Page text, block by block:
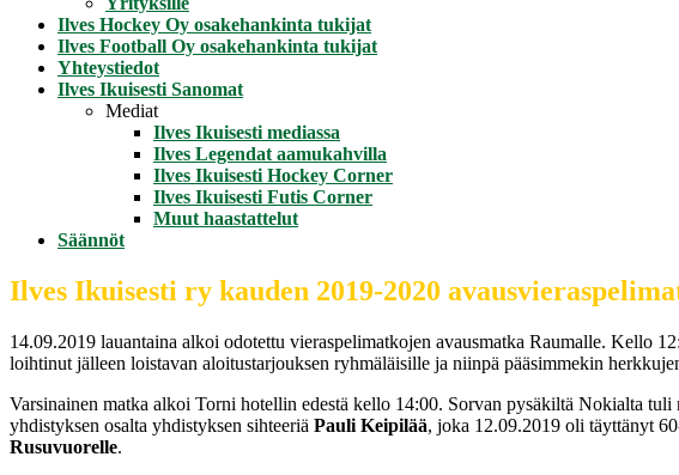
Ilves Hockey Oy osakehankinta tukijat
Ilves Football Oy osakehankinta tukijat
Yhteystiedot
Ilves Ikuisesti Sanomat
Mediat
Ilves Ikuisesti mediassa
Ilves Legendat aamukahvilla
Ilves Ikuisesti Hockey Corner
Ilves Ikuisesti Futis Corner
Muut haastattelut
Säännöt
Ilves Ikuisesti ry kauden 2019-2020
14.09.2019 lauantaina alkoi odotettu vieraspelimatkojen avausmatka Raumalle. Kello
loihtinut jälleen loistavan aloitustarjouksen ryhmäläisille ja niinpä pääsimmekin
Varsinainen matka alkoi Torni hotellin edestä kello 14:00. Sorvan pysäkiltä Nokialta
yhdistyksen osalta yhdistyksen sihteeriä Pauli Keipilää, joka 12.09.2019 oli täyttänyt
Rusuvuorelle.